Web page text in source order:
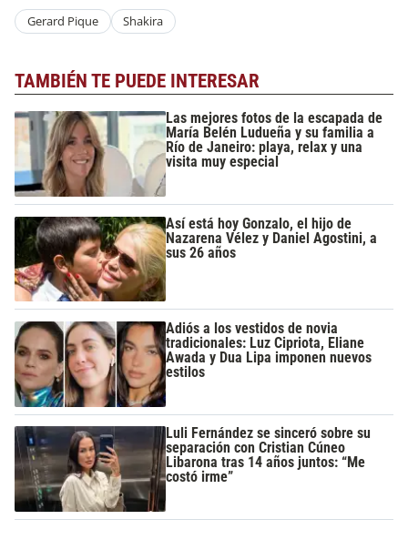
Gerard Pique Shakira
TAMBIÉN TE PUEDE INTERESAR
Las mejores fotos de la escapada de
María Belén Ludueña y su familia a
Río de Janeiro: playa, relax y una
visita muy especial
Así está hoy Gonzalo, el hijo de
Nazarena Vélez y Daniel Agostini, a
sus 26 años
Adiós a los vestidos de novia
tradicionales: Luz Cipriota, Eliane
Awada y Dua Lipa imponen nuevos
estilos
Luli Fernández se sinceró sobre su
separación con Cristian Cúneo
Libarona tras 14 años juntos: “Me
costó irme”